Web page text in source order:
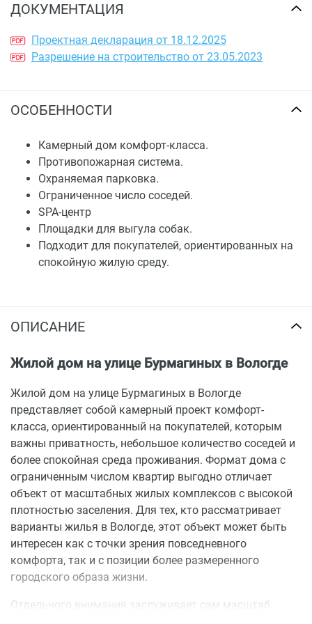
ДОКУМЕНТАЦИЯ
Проектная декларация от 18.12.2025
Разрешение на строительство от 23.05.2023
ОСОБЕННОСТИ
Камерный дом комфорт-класса.
Противопожарная система.
Охраняемая парковка.
Ограниченное число соседей.
SPA-центр
Площадки для выгула собак.
Подходит для покупателей, ориентированных на
спокойную жилую среду.
ОПИСАНИЕ
Жилой дом на улице Бурмагиных в Вологде
Жилой дом на улице Бурмагиных в Вологде
представляет собой камерный проект комфорт-
класса, ориентированный на покупателей, которым
важны приватность, небольшое количество соседей и
более спокойная среда проживания. Формат дома с
ограниченным числом квартир выгодно отличает
объект от масштабных жилых комплексов с высокой
плотностью заселения. Для тех, кто рассматривает
варианты жилья в Вологде, этот объект может быть
интересен как с точки зрения повседневного
комфорта, так и с позиции более размеренного
городского образа жизни.
Отдельного внимания заслуживает сам масштаб